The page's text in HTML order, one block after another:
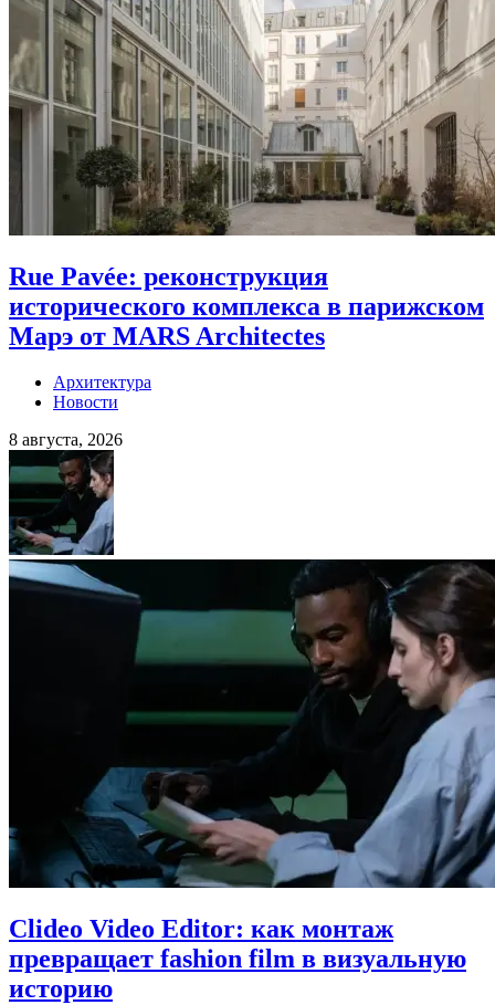
Rue Pavée: реконструкция
исторического комплекса в парижском
Марэ от MARS Architectes
Архитектура
Новости
8 августа, 2026
Clideo Video Editor: как монтаж
превращает fashion film в визуальную
историю